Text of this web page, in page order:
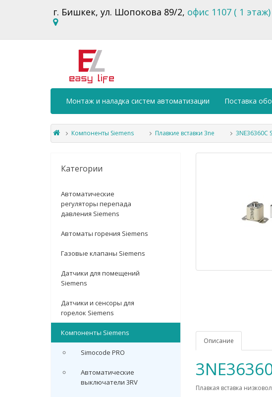
г. Бишкек, ул. Шопокова 89/2, офис 1107 ( 1 этаж)
Монтаж и наладка систем автоматизации Поставка
Компоненты Siemens Плавкие вставки 3ne 3NE36360C
Категории
Автоматические
регуляторы перепада
давления Siemens
Автоматы горения Siemens
Газовые клапаны Siemens
Датчики для помещений
Siemens
Датчики и сенсоры для
горелок Siemens
Компоненты Siemens
Simocode PRO
Автоматические
выключатели 3RV
Описание
Плавкая вставка